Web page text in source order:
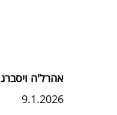
אהרל'ה ויסברג
9.1.2026